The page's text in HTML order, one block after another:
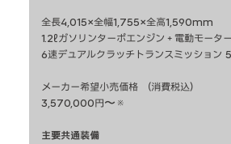
全長4,015×全幅1,755×全高1,590mm
1.2ℓガソリンターボエンジン＋電動モータ
6速デュアルクラッチトランスミッション
メーカー希望小売価格 （消費税込）
3,570,000円〜※
主要共通装備